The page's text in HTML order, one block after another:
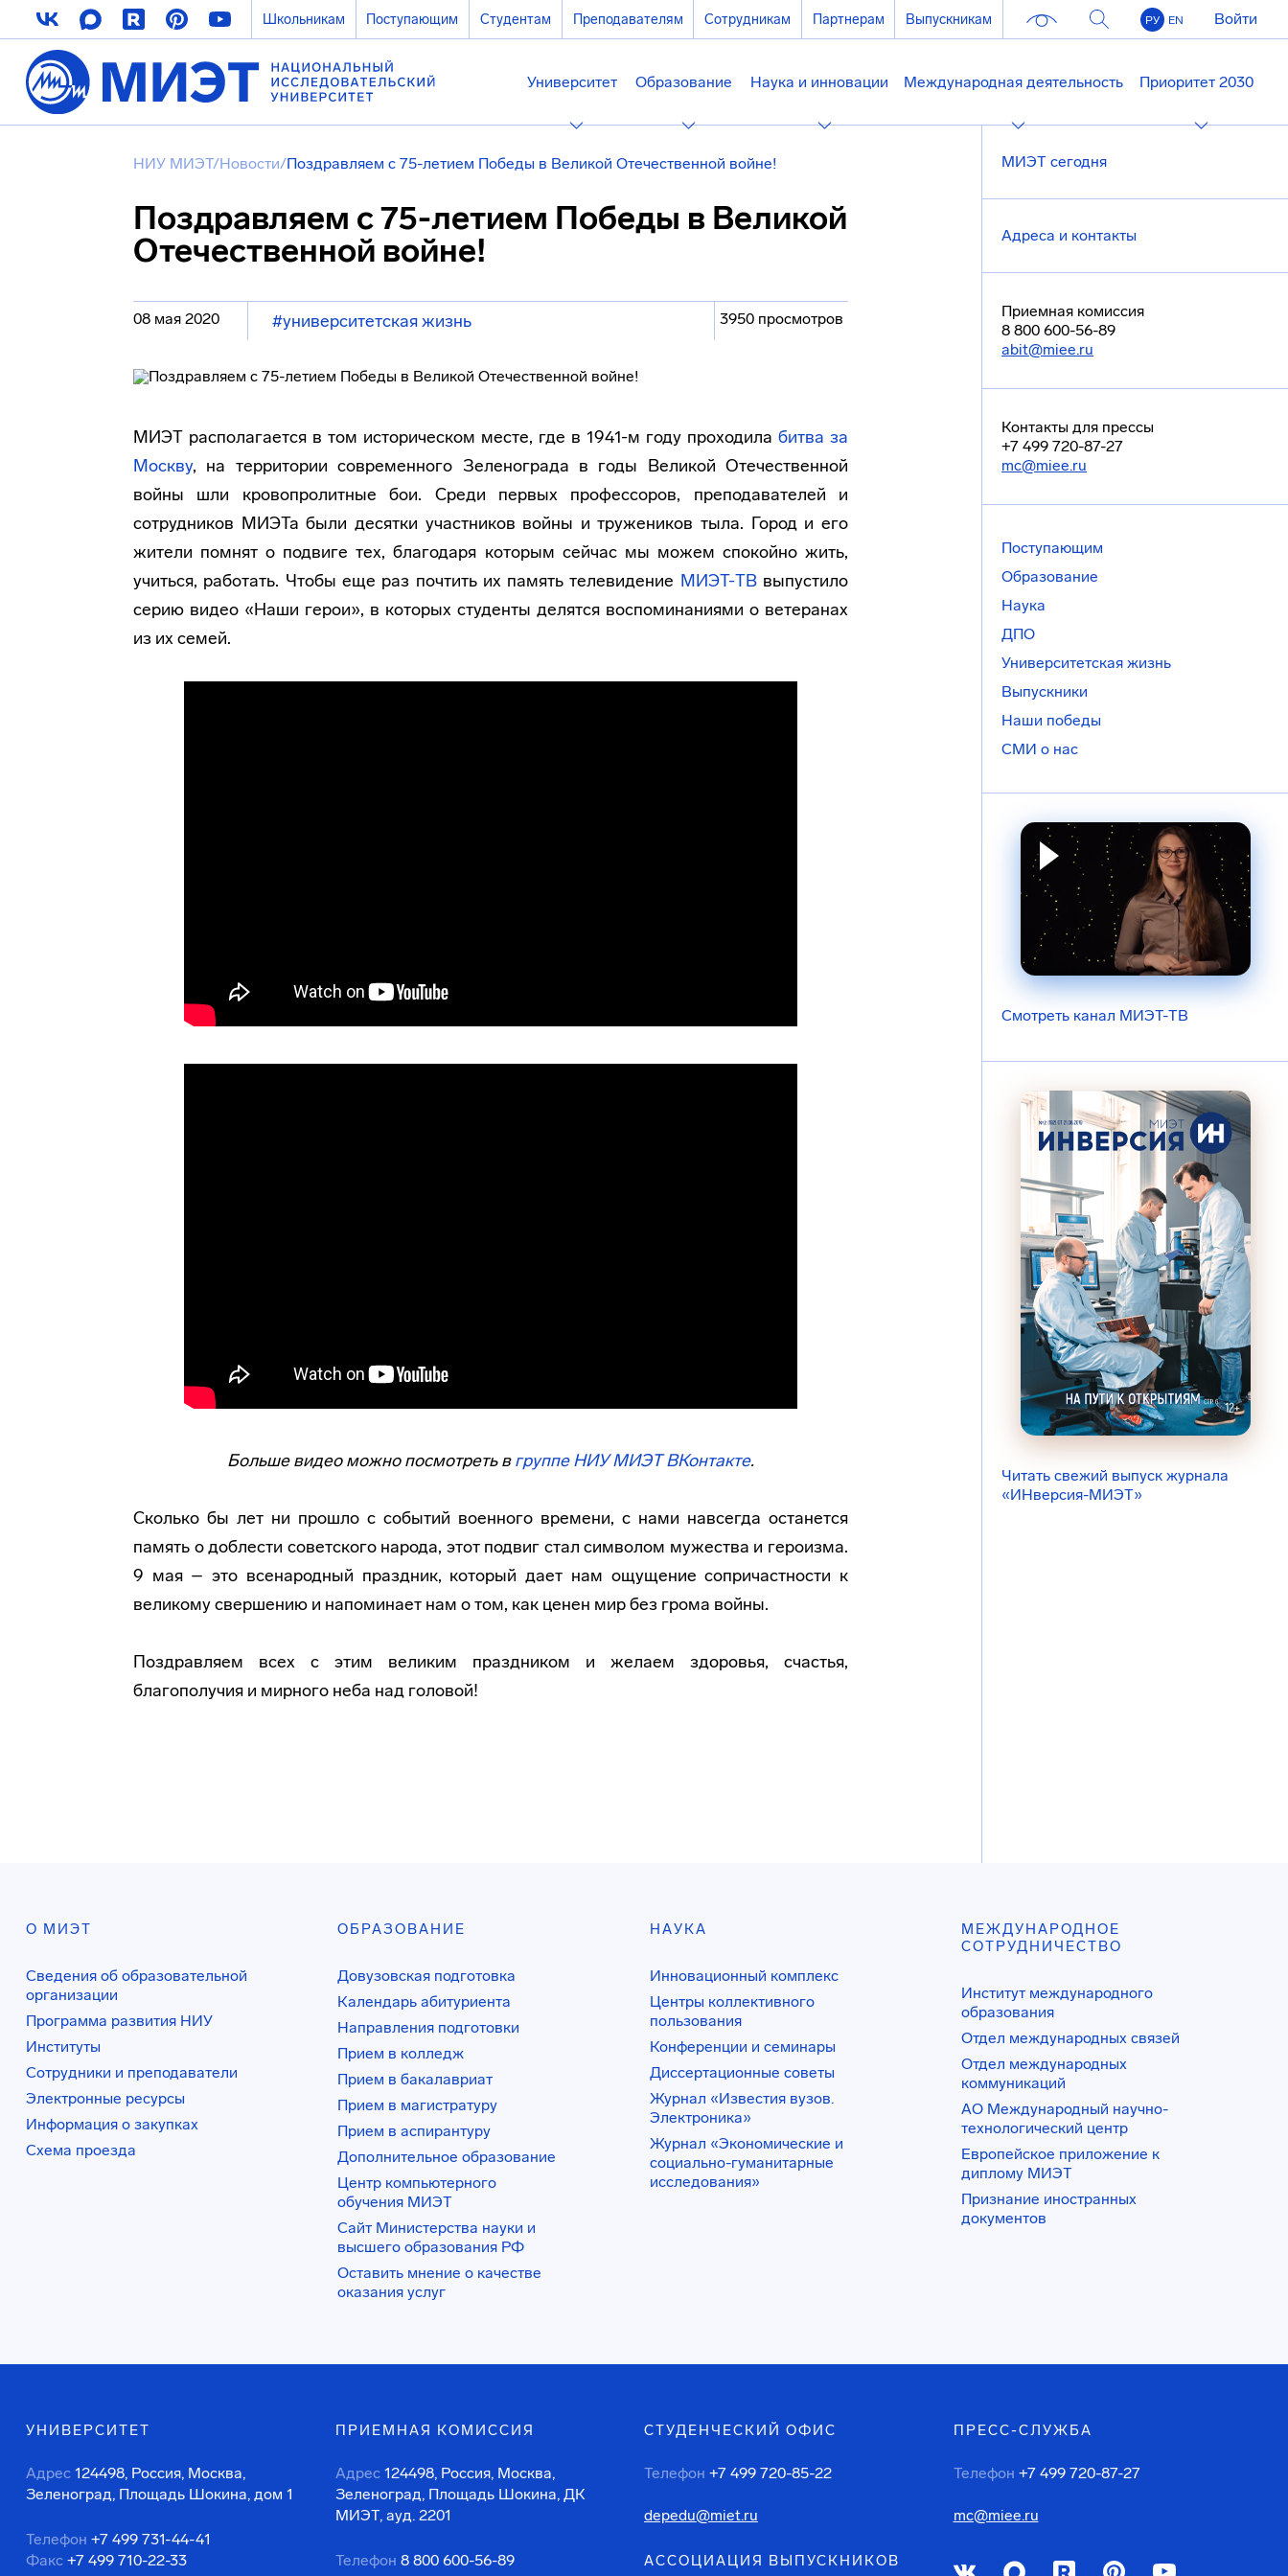
Школьникам Поступающим Студентам Преподавателям Сотрудникам Партнерам Выпускникам РУ EN Войти
Университет Образование Наука и инновации Международная деятельность Приоритет 2030
НИУ МИЭТ/Новости/Поздравляем с 75-летием Победы в Великой Отечественной войне!
Поздравляем с 75-летием Победы в Великой
Отечественной войне!
08 мая 2020 #университетская жизнь 3950 просмотров
МИЭТ располагается в том историческом месте, где в 1941-м году проходила битва за
Москву, на территории современного Зеленограда в годы Великой Отечественной
войны шли кровопролитные бои. Среди первых профессоров, преподавателей и
сотрудников МИЭТа были десятки участников войны и тружеников тыла. Город и его
жители помнят о подвиге тех, благодаря которым сейчас мы можем спокойно жить,
учиться, работать. Чтобы еще раз почтить их память телевидение МИЭТ-ТВвыпустило
серию видео «Наши герои», в которых студенты делятся воспоминаниями о ветеранах
из их семей.
Больше видео можно посмотреть вгруппе НИУ МИЭТ ВКонтакте.
Сколько бы лет ни прошло с событий военного времени, с нами навсегда останется
память о доблести советского народа, этот подвиг стал символом мужества и героизма.
9 мая – это всенародный праздник, который дает нам ощущение сопричастности к
великому свершению и напоминает нам о том, как ценен мир без грома войны.
Поздравляем всех с этим великим праздником и желаем здоровья, счастья,
благополучия и мирного неба над головой!
МИЭТ сегодня
Адреса и контакты
Приемная комиссия
8 800 600-56-89
abit@miee.ru
Контакты для прессы
+7 499 720-87-27
mc@miee.ru
Поступающим
Образование
Наука
ДПО
Университетская жизнь
Выпускники
Наши победы
СМИ о нас
Смотреть канал МИЭТ-ТВ
Читать свежий выпуск журнала
«ИНверсия-МИЭТ»
О МИЭТ
Сведения об образовательной
организации
Программа развития НИУ
Институты
Сотрудники и преподаватели
Электронные ресурсы
Информация о закупках
Схема проезда
ОБРАЗОВАНИЕ
Довузовская подготовка
Календарь абитуриента
Направления подготовки
Прием в колледж
Прием в бакалавриат
Прием в магистратуру
Прием в аспирантуру
Дополнительное образование
Центр компьютерного
обучения МИЭТ
Сайт Министерства науки и
высшего образования РФ
Оставить мнение о качестве
оказания услуг
НАУКА
Инновационный комплекс
Центры коллективного
пользования
Конференции и семинары
Диссертационные советы
Журнал «Известия вузов.
Электроника»
Журнал «Экономические и
социально-гуманитарные
исследования»
МЕЖДУНАРОДНОЕ
СОТРУДНИЧЕСТВО
Институт международного
образования
Отдел международных связей
Отдел международных
коммуникаций
АО Международный научно-
технологический центр
Европейское приложение к
диплому МИЭТ
Признание иностранных
документов
УНИВЕРСИТЕТ
Адрес 124498, Россия, Москва,
Зеленоград, Площадь Шокина, дом 1
Телефон +7 499 731-44-41
Факс +7 499 710-22-33
ПРИЕМНАЯ КОМИССИЯ
Адрес 124498, Россия, Москва,
Зеленоград, Площадь Шокина, ДК
МИЭТ, ауд. 2201
Телефон 8 800 600-56-89
СТУДЕНЧЕСКИЙ ОФИС
Телефон +7 499 720-85-22
depedu@miet.ru
АССОЦИАЦИЯ ВЫПУСКНИКОВ
ПРЕСС-СЛУЖБА
Телефон +7 499 720-87-27
mc@miee.ru